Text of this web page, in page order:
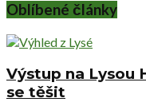
Oblíbené články
Výstup na Lysou
se těšit